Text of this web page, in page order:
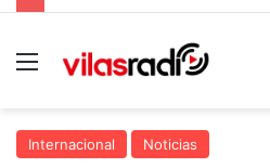
Menú
Internacional Noticias